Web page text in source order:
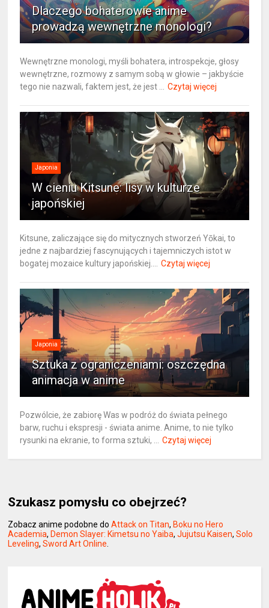
Dlaczego bohaterowie anime
prowadzą wewnętrzne monologi?
Wewnętrzne monologi, myśli bohatera, introspekcje, głosy
wewnętrzne, rozmowy z samym sobą w głowie – jakbyście
tego nie nazwali, faktem jest, że jest ...
Czytaj więcej
Japonia
W cieniu Kitsune: lisy w kulturze
japońskiej
Kitsune, zaliczające się do mitycznych stworzeń Yōkai, to
jedne z najbardziej fascynujących i tajemniczych istot w
bogatej mozaice kultury japońskiej....
Czytaj więcej
Japonia
Sztuka z ograniczeniami: oszczędna
animacja w anime
Pozwólcie, że zabiorę Was w podróż do świata pełnego
barw, ruchu i ekspresji - świata anime. Anime, to nie tylko
rysunki na ekranie, to forma sztuki, ...
Czytaj więcej
Szukasz pomysłu co obejrzeć?
Zobacz anime podobne doAttack on Titan, Boku no Hero
Academia, Demon Slayer: Kimetsu no Yaiba,Jujutsu Kaisen,Solo
Leveling,Sword Art Online.